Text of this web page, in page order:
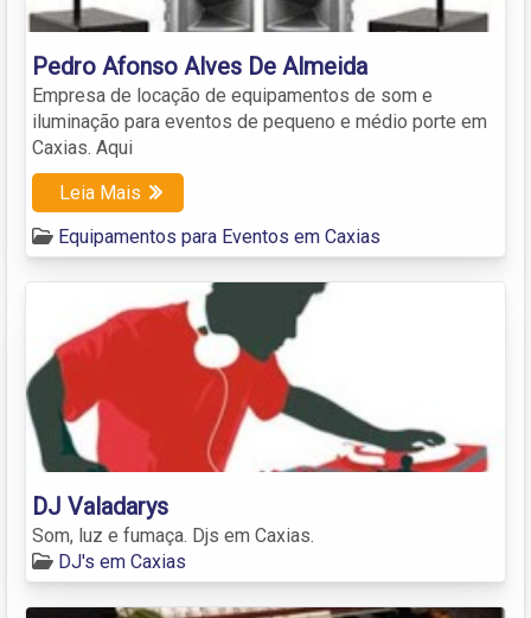
Pedro Afonso Alves De Almeida
Empresa de locação de equipamentos de som e
iluminação para eventos de pequeno e médio porte em
Caxias. Aqui
Leia Mais
Equipamentos para Eventos em Caxias
DJ Valadarys
Som, luz e fumaça. Djs em Caxias.
DJ's em Caxias